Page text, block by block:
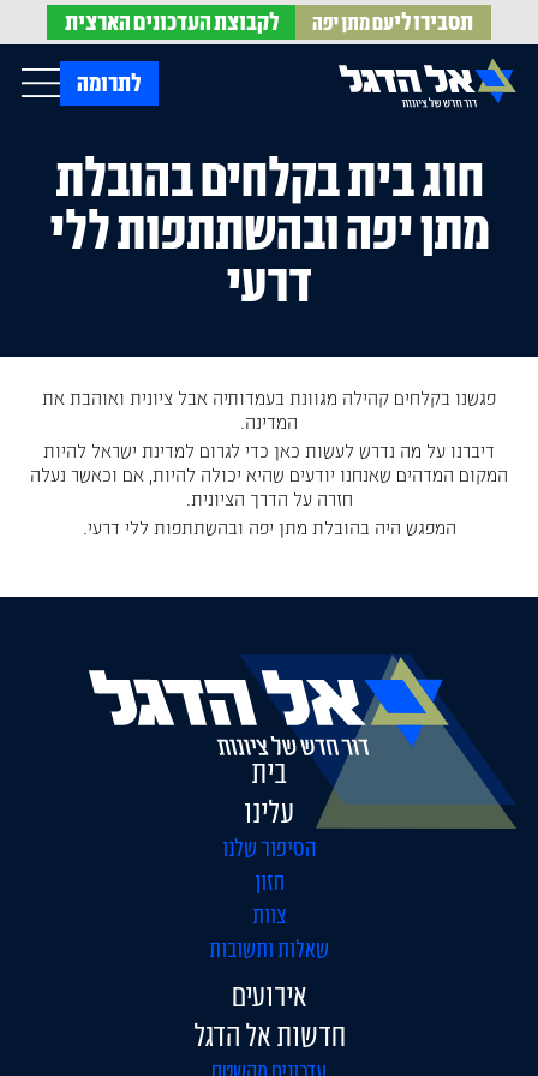
תסבירו ליעם מתן יפה לקבוצתהעדכונים הארצית
בית
עלינו
אירועים
חדשות אל הדגל
עדכונים מהשטח
הופעות בתקשורת
הדעות שלנו
לתרומה Menu
חוג בית בקלחים בהובלת
מתן יפה ובהשתתפות ללי
דרעי
פגשנו בקלחים קהילה מגוונת בעמדותיה אבל ציונית ואוהבת את
המדינה.
דיברנו על מה נדרש לעשות כאן כדי לגרום למדינת ישראל להיות
המקום המדהים שאנחנו יודעים שהיא יכולה להיות, אם וכאשר נעלה
חזרה על הדרך הציונית.
המפגש היה בהובלת מתן יפה ובהשתתפות ללי דרעי.
בית
עלינו
הסיפור שלנו
חזון
צוות
שאלות ותשובות
אירועים
חדשות אל הדגל